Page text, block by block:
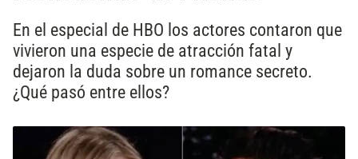
En el especial de HBO los actores contaron que
vivieron una especie de atracción fatal y
dejaron la duda sobre un romance secreto.
¿Qué pasó entre ellos?